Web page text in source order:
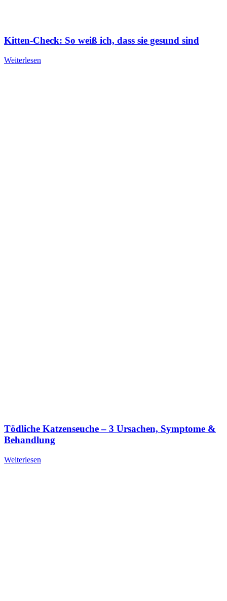
Kitten-Check: So weiß ich, dass sie gesund sind
Weiterlesen
Tödliche Katzenseuche – 3 Ursachen, Symptome &
Behandlung
Weiterlesen